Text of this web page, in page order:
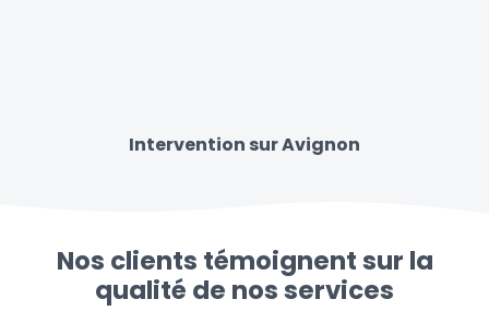
Intervention sur Avignon
Nos clients témoignent sur la
qualité de nos services